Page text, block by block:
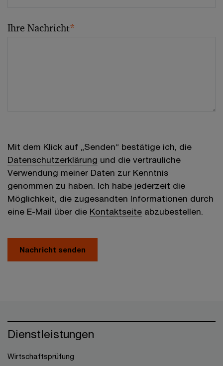
Ihre Nachricht*
Mit dem Klick auf „Senden“ bestätige ich, die
Datenschutzerklärung und die vertrauliche
Verwendung meiner Daten zur Kenntnis
genommen zu haben. Ich habe jederzeit die
Möglichkeit, die zugesandten Informationen durch
eine E-Mail über die Kontaktseite abzubestellen.
Nachricht senden
Dienstleistungen
Wirtschaftsprüfung